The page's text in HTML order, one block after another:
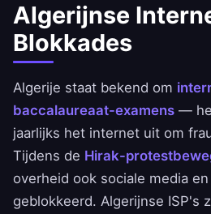
Algerijnse
Blokkades
Algerije staat bekend om
baccalaureaat-examens —
jaarlijks het internet uit om
Tijdens de Hirak-
overheid ook sociale media
geblokkeerd. Algerijnse ISP's